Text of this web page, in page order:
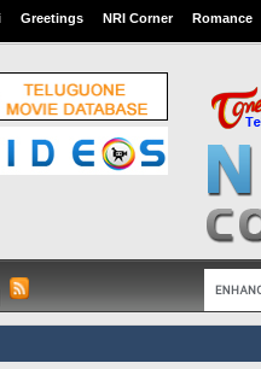
Greetings NRI Corner Romance